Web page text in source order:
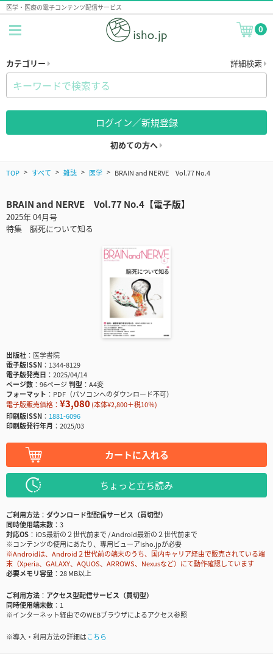
医学・医療の電子コンテンツ配信サービス
0
カテゴリー 詳細検索
ログイン／新規登録
初めての方へ
TOP すべて 雑誌 医学 BRAIN and NERVE Vol.77 No.4
BRAIN and NERVE Vol.77 No.4【電子版】
2025年 04月号
特集 脳死について知る
出版社
医学書院
電子版ISSN
1344-8129
電子版発売日
2025/04/14
ページ数
96ページ判型
A4変
フォーマット
PDF（パソコンへのダウンロード不可）
電子版販売価格： ¥3,080(本体¥2,800＋税10％)
印刷版ISSN
1881-6096
印刷版発行年月
2025/03
カートに入れる
ちょっと立ち読み
ご利用方法
ダウンロード型配信サービス（買切型）
同時使用端末数
3
対応OS
iOS最新の２世代前まで / Android最新の２世代前まで
※コンテンツの使用にあたり、専用ビューアisho.jpが必要
※Androidは、Android２世代前の端末のうち、国内キャリア経由で販売されている端
末（Xperia、GALAXY、AQUOS、ARROWS、Nexusなど）にて動作確認しています
必要メモリ容量
28 MB以上
ご利用方法
アクセス型配信サービス（買切型）
同時使用端末数
1
※インターネット経由でのWEBブラウザによるアクセス参照
※導入・利用方法の詳細はこちら